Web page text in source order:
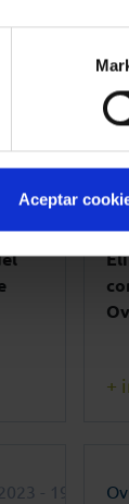
Aceptar
- 19:30h
+
- 19:30h